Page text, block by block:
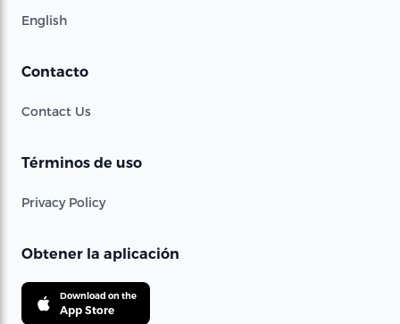
English
Contacto
Contact Us
Términos de uso
Privacy Policy
Obtener la aplicación
Download on the
App Store